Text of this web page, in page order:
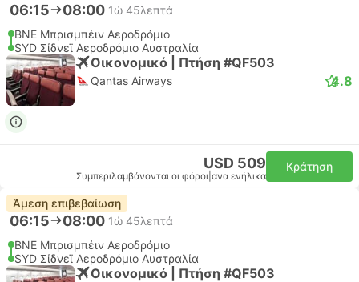
06:15 08:00 1ώ 45λεπτά
BNE Μπρισμπέιν Αεροδρόμιο
SYD Σίδνεϊ Αεροδρόμιο Αυστραλία
Οικονομικό | Πτήση #QF503
Qantas Airways 4.8
USD 509
Συμπεριλαμβάνονται οι φόροι ανα ενήλικα
Κράτηση
Άμεση επιβεβαίωση
06:15 08:00 1ώ 45λεπτά
BNE Μπρισμπέιν Αεροδρόμιο
SYD Σίδνεϊ Αεροδρόμιο Αυστραλία
Οικονομικό | Πτήση #QF503